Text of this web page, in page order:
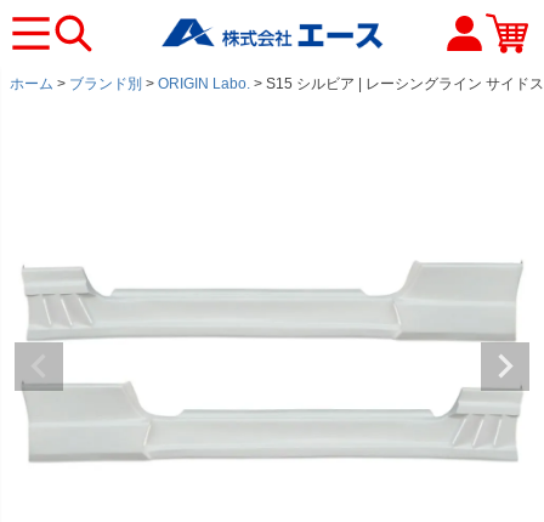
ホーム ブランド別 ORIGIN Labo. S15 シルビア | レーシングライン サイド